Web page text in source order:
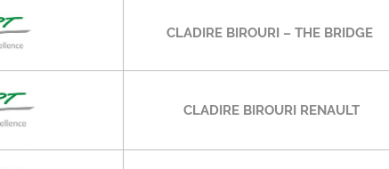
CLADIRE BIROURI – THE BRIDGE
CLADIRE BIROURI RENAULT